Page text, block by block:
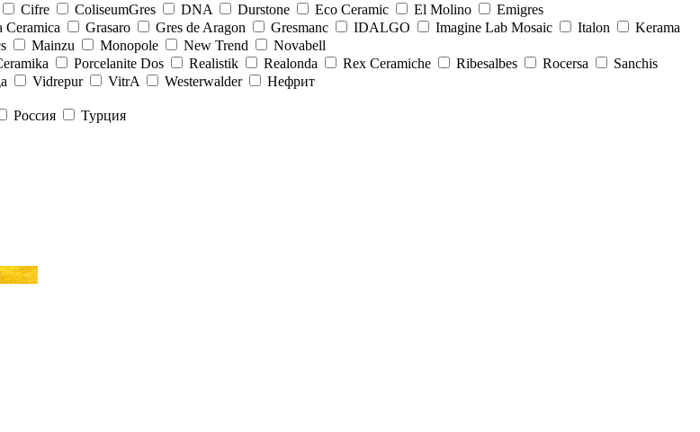
Cifre ColiseumGres DNA Durstone Eco Ceramic El Molino
Emigres
Ceramica Grasaro Gres de Aragon Gresmanc IDALGO Imagine Lab Mosaic Italon
Kerama
Mainzu Monopole New Trend
Novabell
Porcelanite Dos Realistik Realonda Rex Ceramiche Ribesalbes Rocersa
Sanchis
Vidrepur VitrA Westerwalder
Нефрит
Россия
Турция